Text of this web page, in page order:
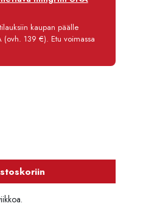
3,90 €/kk
3 183,80 €
kaupan päälle
139 €). Etu voimassa